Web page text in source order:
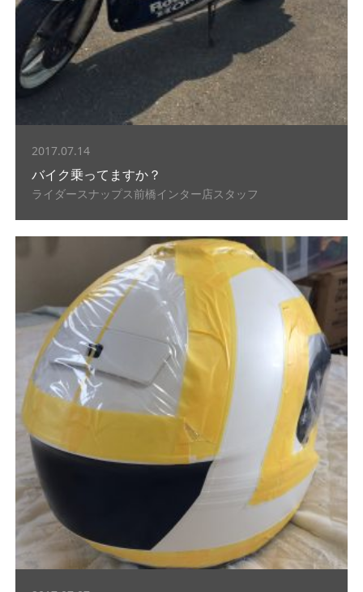
2017.07.14
バイク乗ってますか？
ライダースナップス前橋インター店スタッフ